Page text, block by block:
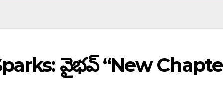
వైభవ్ “New